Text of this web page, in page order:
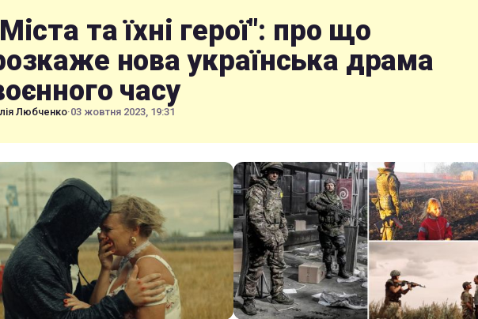
та їхні герої": про що
нова українська драма
часу
Любченко·03 жовтня 2023, 19:31